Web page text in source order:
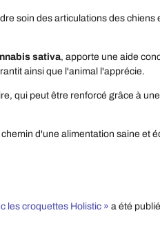
soin des articulations des
sativa, apporte une aide
ainsi que l'animal l'apprécie.
qui peut être renforcé grâce à
d'une alimentation saine et
les croquettes Holistic » a été